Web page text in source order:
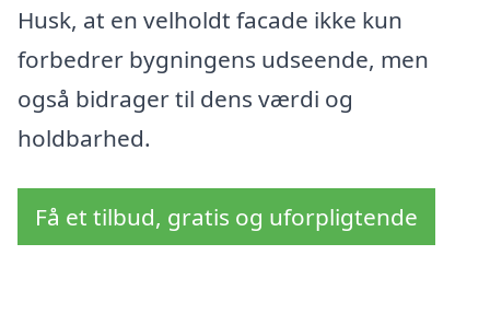
Husk, at en velholdt facade ikke kun
forbedrer bygningens udseende, men
også bidrager til dens værdi og
holdbarhed.
Få et tilbud, gratis og uforpligtende